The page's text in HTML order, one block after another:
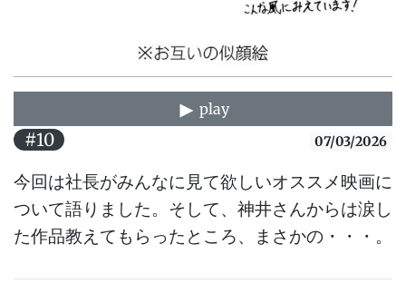
play
#10 07/03/2026
今回は社長がみんなに見て欲しいオススメ映画に
ついて語りました。そして、神井さんからは涙し
た作品教えてもらったところ、まさかの・・・。